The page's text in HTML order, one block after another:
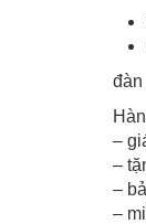
đàn
–
–
–
–